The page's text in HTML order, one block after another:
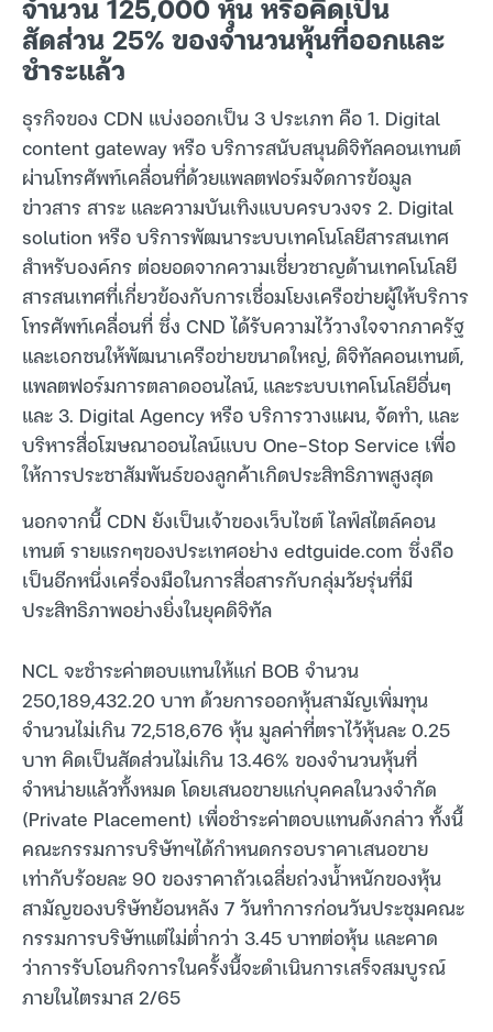
สัดส่วน 25% ของจำนวนหุ้นที่ออกและ
ชำระแล้ว
ธุรกิจของ CDN แบ่งออกเป็น 3 ประเภท คือ 1. Digital
content gateway หรือ บริการสนับสนุนดิจิทัลคอนเทนต์
ผ่านโทรศัพท์เคลื่อนที่ด้วยแพลตฟอร์มจัดการข้อมูล
ข่าวสาร สาระ และความบันเทิงแบบครบวงจร 2. Digital
solution หรือ บริการพัฒนาระบบเทคโนโลยีสารสนเทศ
สำหรับองค์กร ต่อยอดจากความเชี่ยวชาญด้านเทคโนโลยี
สารสนเทศที่เกี่ยวข้องกับการเชื่อมโยงเครือข่ายผู้ให้บริการ
โทรศัพท์เคลื่อนที่ ซึ่ง CND ได้รับความไว้วางใจจากภาครัฐ
และเอกชนให้พัฒนาเครือข่ายขนาดใหญ่, ดิจิทัลคอนเทนต์,
แพลตฟอร์มการตลาดออนไลน์, และระบบเทคโนโลยีอื่นๆ
และ 3. Digital Agency หรือ บริการวางแผน, จัดทำ, และ
บริหารสื่อโฆษณาออนไลน์แบบ One-Stop Service เพื่อ
ให้การประชาสัมพันธ์ของลูกค้าเกิดประสิทธิภาพสูงสุด
นอกจากนี้ CDN ยังเป็นเจ้าของเว็บไซต์ ไลฟ์สไตล์คอน
เทนต์ รายแรกๆของประเทศอย่าง edtguide.com ซึ่งถือ
เป็นอีกหนึ่งเครื่องมือในการสื่อสารกับกลุ่มวัยรุ่นที่มี
ประสิทธิภาพอย่างยิ่งในยุคดิจิทัล
NCL จะชำระค่าตอบแทนให้แก่ BOB จำนวน
250,189,432.20 บาท ด้วยการออกหุ้นสามัญเพิ่มทุน
จำนวนไม่เกิน 72,518,676 หุ้น มูลค่าที่ตราไว้หุ้นละ 0.25
บาท คิดเป็นสัดส่วนไม่เกิน 13.46% ของจำนวนหุ้นที่
จำหน่ายแล้วทั้งหมด โดยเสนอขายแก่บุคคลในวงจำกัด
(Private Placement) เพื่อชำระค่าตอบแทนดังกล่าว ทั้งนี้
คณะกรรมการบริษัทฯได้กำหนดกรอบราคาเสนอขาย
เท่ากับร้อยละ 90 ของราคาถัวเฉลี่ยถ่วงน้ำหนักของหุ้น
สามัญของบริษัทย้อนหลัง 7 วันทำการก่อนวันประชุมคณะ
กรรมการบริษัทแต่ไม่ต่ำกว่า 3.45 บาทต่อหุ้น และคาด
ว่าการรับโอนกิจการในครั้งนี้จะดำเนินการเสร็จสมบูรณ์
ภายในไตรมาส 2/65